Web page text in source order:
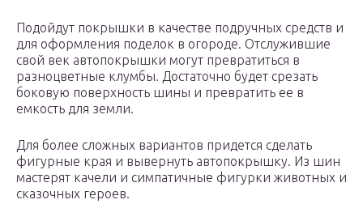
Подойдут покрышки в качестве подручных средств и
для оформления поделок в огороде. Отслужившие
свой век автопокрышки могут превратиться в
разноцветные клумбы. Достаточно будет срезать
боковую поверхность шины и превратить ее в
емкость для земли.
Для более сложных вариантов придется сделать
фигурные края и вывернуть автопокрышку. Из шин
мастерят качели и симпатичные фигурки животных и
сказочных героев.